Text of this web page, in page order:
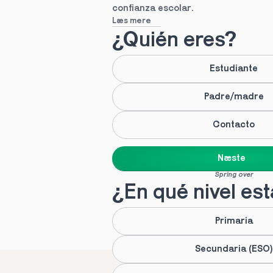
confianza escolar.
Læs mere
¿Quién eres?
Estudiante
Padre/madre
Contacto
Næste
Spring over
¿En qué nivel
Primaria
Secundaria (ESO)